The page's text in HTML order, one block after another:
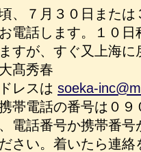
、７月３０日または
電話します。１０日
すが、すぐ又上海に
髙秀春
レスは soeka-
帯電話の番号は０９
電話番号か携帯番
さい。着いたら連絡